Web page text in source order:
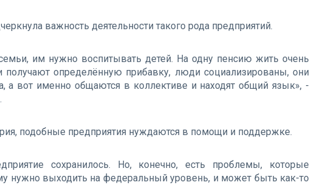
важность деятельности такого рода предприятий.
им нужно воспитывать детей. На одну пенсию жить очень
получают определённую прибавку, люди социализированы, они
а вот именно общаются в коллективе и находят общий язык», -
подобные предприятия нуждаются в помощи и поддержке.
сохранилось. Но, конечно, есть проблемы, которые
нужно выходить на федеральный уровень, и может быть как-то